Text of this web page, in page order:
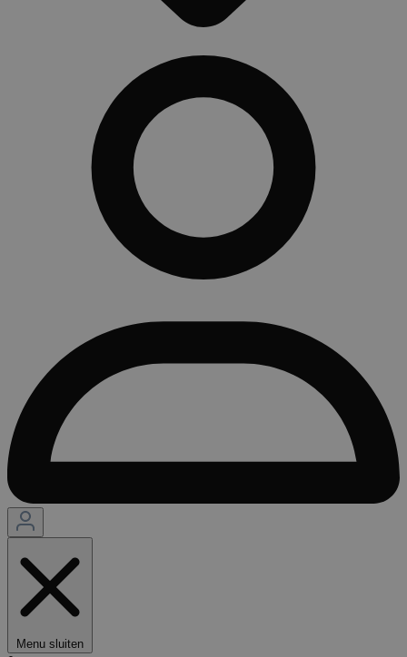
Menu sluiten